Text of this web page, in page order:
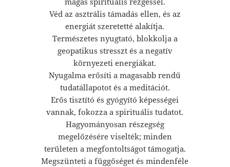
Véd az asztrális támadás ellen, és az
energiát szeretetté alakítja.
Természetes nyugtató, blokkolja a
geopatikus stresszt és a negatív
környezeti energiákat.
Nyugalma erősíti a magasabb rendű
tudatállapotot és a meditációt.
Erős tisztító és gyógyító képességei
vannak, fokozza a spirituális tudatot.
Hagyományosan részegség
megelőzésére viselték; minden
területen a megfontoltságot támogatja.
Megszünteti a függőséget és mindenféle